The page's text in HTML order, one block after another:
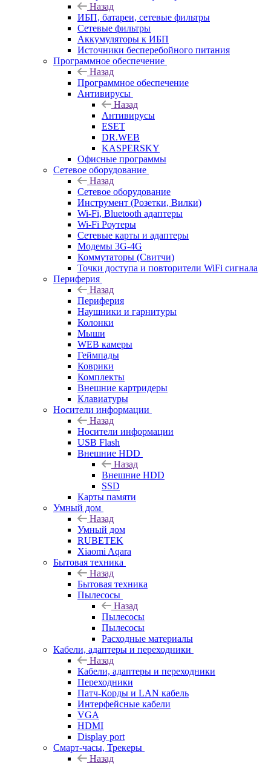
Назад
ИБП, батареи, сетевые фильтры
Сетевые фильтры
Аккумуляторы к ИБП
Источники бесперебойного питания
Программное обеспечение
Назад
Программное обеспечение
Антивирусы
Назад
Антивирусы
ESET
DR.WEB
KASPERSKY
Офисные программы
Сетевое оборудование
Назад
Сетевое оборудование
Инструмент (Розетки, Вилки)
Wi-Fi, Bluetooth адаптеры
Wi-Fi Роутеры
Сетевые карты и адаптеры
Модемы 3G-4G
Коммутаторы (Свитчи)
Точки доступа и повторители WiFi сигнала
Периферия
Назад
Периферия
Наушники и гарнитуры
Колонки
Мыши
WEB камеры
Геймпады
Коврики
Комплекты
Внешние картридеры
Клавиатуры
Носители информации
Назад
Носители информации
USB Flash
Внешние HDD
Назад
Внешние HDD
SSD
Карты памяти
Умный дом
Назад
Умный дом
RUBETEK
Xiaomi Aqara
Бытовая техника
Назад
Бытовая техника
Пылесосы
Назад
Пылесосы
Пылесосы
Расходные материалы
Кабели, адаптеры и переходники
Назад
Кабели, адаптеры и переходники
Переходники
Патч-Корды и LAN кабель
Интерфейсные кабели
VGA
HDMI
Display port
Смарт-часы, Трекеры
Назад